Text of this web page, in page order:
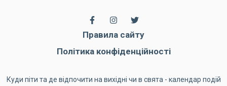
Правила сайту
Політика конфіденційності
Куди піти та де відпочити на вихідні чи в свята - календар подій